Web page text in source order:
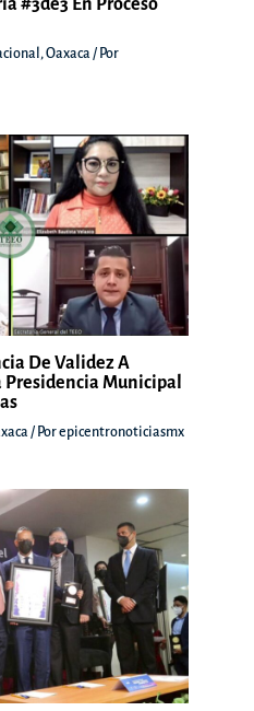
, Oaxaca / Por
De Validez A
Presidencia Municipal
/ Porepicentronoticiasmx